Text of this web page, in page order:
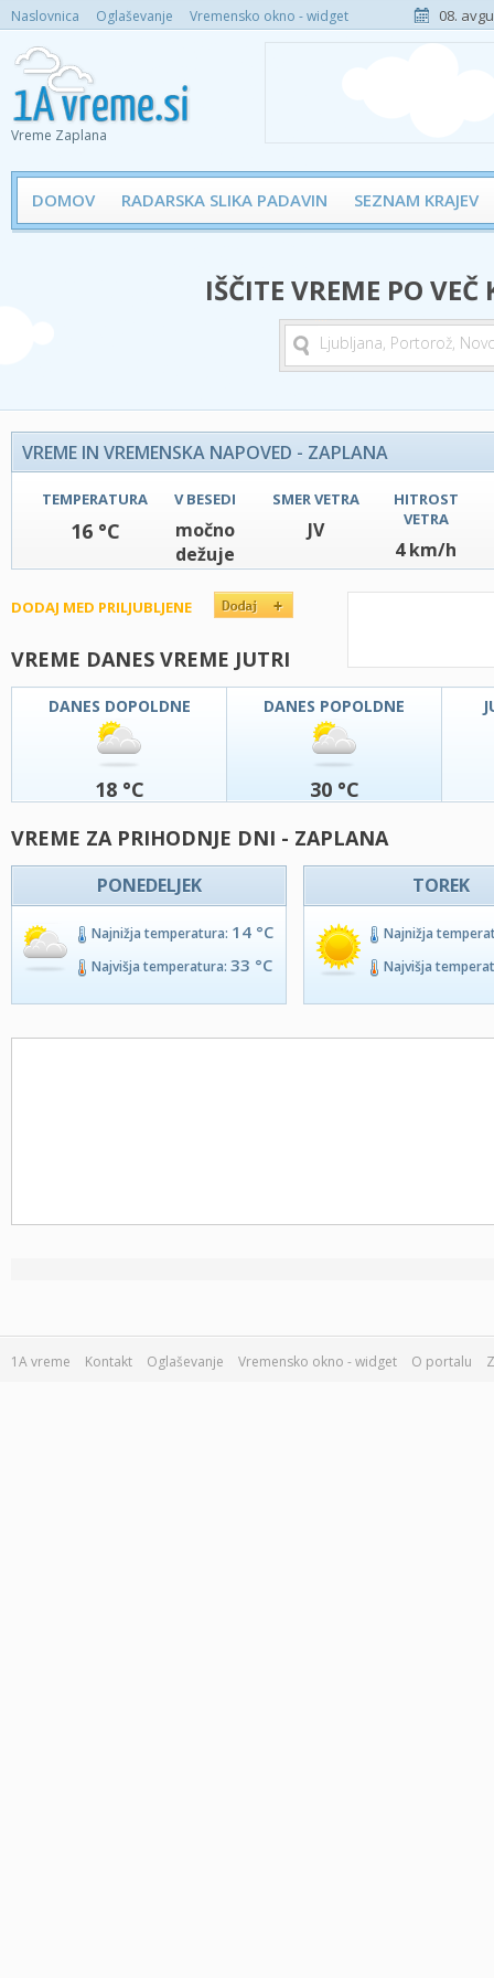
Naslovnica Oglaševanje Vremensko okno - widget 08.
Vreme Zaplana
DOMOV RADARSKA SLIKA PADAVIN SEZNAM KRAJEV
IŠČITE VREME PO
VREME IN VREMENSKA NAPOVED - ZAPLANA
TEMPERATURA
16 °C
V BESEDI
močno
dežuje
SMER VETRA
JV
HITROST
VETRA
4 km/h
DODAJ MED PRILJUBLJENE
VREME DANES VREME JUTRI
DANES DOPOLDNE
18 °C
DANES POPOLDNE
30 °C
VREME ZA PRIHODNJE DNI - ZAPLANA
PONEDELJEK
Najnižja temperatura: 14 °C
Najvišja temperatura: 33 °C
TOREK
Najnižja
Najvišja
1A vreme Kontakt Oglaševanje Vremensko okno - widget O portalu